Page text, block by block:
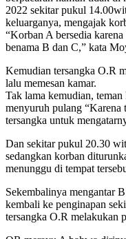
2022 sekitar pukul
keluarganya, mengajak
“Korban A bersedia
benama B dan C,” kata
Kemudian tersangka O.R
lalu memesan kamar.
Tak lama kemudian,
menyuruh pulang “Karena
tersangka untuk
Dan sekitar pukul 20.30
sedangkan korban
menunggu di tempat
Sekembalinya mengantar
kembali ke penginapan
tersangka O.R melakukan